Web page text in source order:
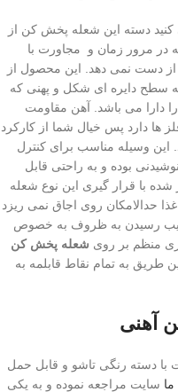
دسته این شعله پخش کن از
در مرور زمان و مجاورت با
دست نمی‌ دهد. این محصول از
سطح دایره ای شکل و پهنی که
را دارا می باشد. آهن مقاومت
ها دارد پس خیال شما از کارکرد
وسیله مناسب برای کنترل
بوده و به راحتی قابل
با قرار گیری این نوع شعله
روی اجاق نمی ریزد
رسیدن به ظروف به خصوص
منظم بر روی شعله پخش کن
به تمام نقاط قابلمه به
آهنی
با دسته رنگی تاشو و قابل حمل
سایت مراجعه نموده و به یکی